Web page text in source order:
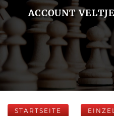
ACCOUNT
STARTSEITE